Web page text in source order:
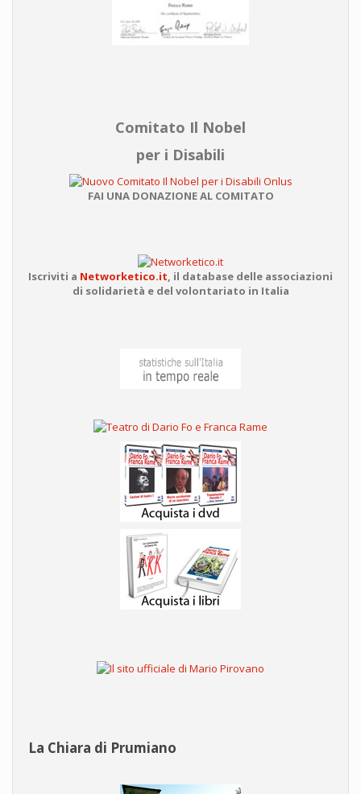
Comitato Il Nobel
per i Disabili
FAI UNA DONAZIONE AL COMITATO
Iscriviti a Networketico.it, il database delle associazioni
di solidarietà e del volontariato in Italia
La Chiara di Prumiano